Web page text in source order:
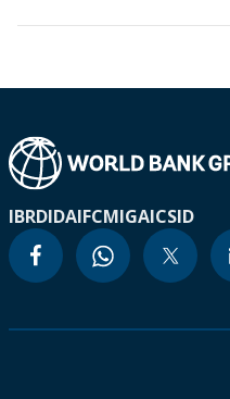
IBRDIDAIFCMIGAICSID